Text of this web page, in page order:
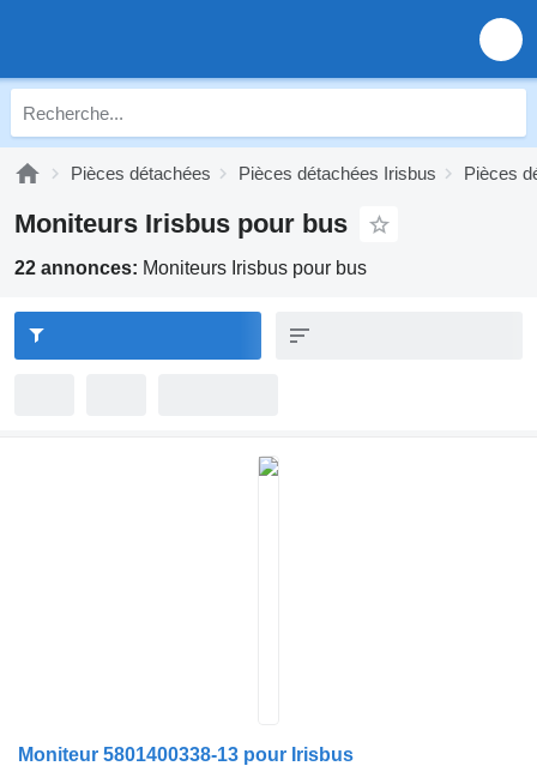
Pièces détachées Pièces détachées Irisbus Pièces
Moniteurs Irisbus pour bus
22 annonces: Moniteurs Irisbus pour bus
Moniteur 5801400338-13 pour Irisbus